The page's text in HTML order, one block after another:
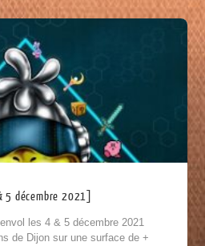
5 décembre 2021]
les 4 & 5 décembre 2021
de Dijon sur une surface de +